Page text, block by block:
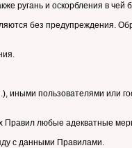
ругань и оскорбления в чей
без предупреждения.
пользователями или
Правил любые адекватные
с данными Правилами.